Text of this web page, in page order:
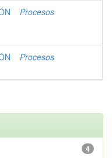
Procesos
Procesos
4